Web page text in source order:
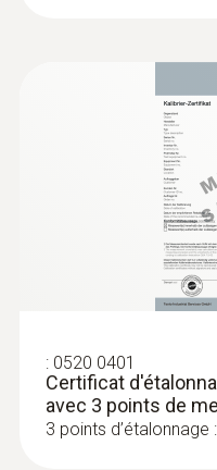
température à
denrées
conservation
HACCP est en
support mural /
capuchon de
pénétration.
Température de
: 0520 0401
Certificat
avec 3 points de
3 points d’étalonnage